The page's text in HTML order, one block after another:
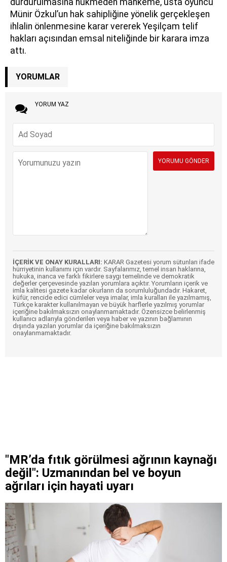
durdurulmasına hükmeden mahkeme, usta oyuncu
Münir Özkul’un hak sahipliğine yönelik gerçekleşen
ihlalin önlenmesine karar vererek Yeşilçam telif
hakları açısından emsal niteliğinde bir karara imza
attı.
YORUMLAR
YORUM YAZ
İÇERİK VE ONAY KURALLARI: KARAR Gazetesi yorum sütunları ifade
hürriyetinin kullanımı için vardır. Sayfalarımız, temel insan haklarına,
hukuka, inanca ve farklı fikirlere saygı temelinde ve demokratik
değerler çerçevesinde yazılan yorumlara açıktır. Yorumların içerik ve
imla kalitesi gazete kadar okurların da sorumluluğundadır. Hakaret,
küfür, rencide edici cümleler veya imalar, imla kuralları ile yazılmamış,
Türkçe karakter kullanılmayan ve büyük harflerle yazılmış yorumlar
içeriğine bakılmaksızın onaylanmamaktadır. Özensizce belirlenmiş
kullanıcı adlarıyla gönderilen veya haber ve yazının bağlamının
dışında yazılan yorumlar da içeriğine bakılmaksızın
onaylanmamaktadır.
"MR’da fıtık görülmesi ağrının kaynağı
değil": Uzmanından bel ve boyun
ağrıları için hayati uyarı